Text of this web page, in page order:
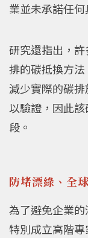
業並未承諾任
研究還指出，
排的碳抵換方
減少實際的碳
以驗證，因此
段。
防堵漂綠、全
為了避免企業
特別成立高階